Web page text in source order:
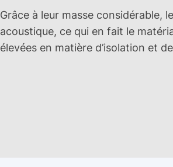
Grâce à leur masse considérable,
acoustique, ce qui en fait le
élevées en matière d’isolation et